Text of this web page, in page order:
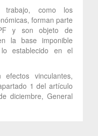
trabajo, como los
forman parte
y son objeto de
la base imponible
establecido en el
vinculantes,
1 del artículo
diciembre, General